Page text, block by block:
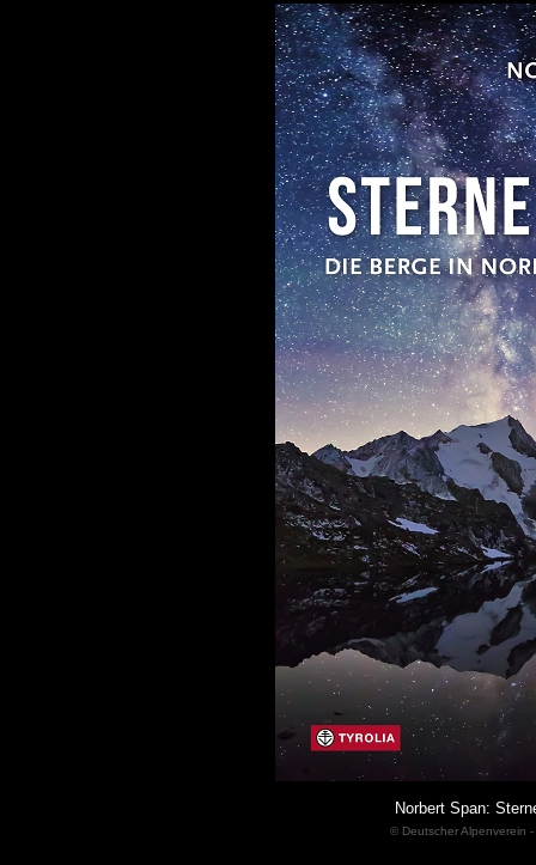
Norbert Span:
© Deutscher Alpenverein